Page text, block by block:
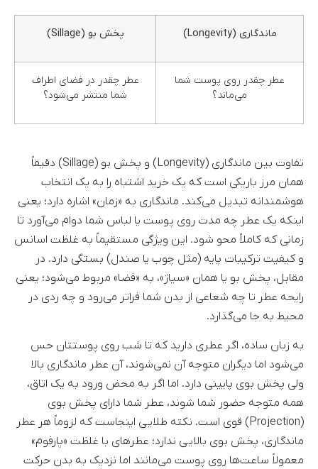
ماندگاری (Longevity) پخش بو (Sillage)
عطر چقدر روی پوست شما
می‌ماند؟
عطر چقدر در فضای اطراف
شما منتشر می‌شود؟
تفاوت بین ماندگاری (Longevity) و پخش بو (Sillage) دقیقاً
همان مرز باریکی است که یک خرید اشتباه را به یک انتخاب
هوشمندانه تبدیل می‌کند. ماندگاری به «زمان» اشاره دارد؛ یعنی
اینکه یک عطر چه مدت روی پوست یا لباس شما دوام می‌آورد تا
زمانی که کاملاً محو شود. این ویژگی مستقیماً به غلظت اسانس
و کیفیت ترکیبات پایه (مثل چوب یا صندل) بستگی دارد. در
مقابل، پخش بو یا همان «سیاژ»، به «فضا» مربوط می‌شود؛ یعنی
رایحه عطر تا چه شعاعی از بدن شما فراتر می‌رود و چه ردی در
محیط به جا می‌گذارد.
به زبان ساده، اگر عطری دارید که تا شب روی پوستتان حس
می‌شود اما دیگران متوجه آن نمی‌شوند، آن عطر ماندگاری بالا
ولی پخش بوی پایینی دارد. اما اگر به محض ورود به یک اتاق،
همه متوجه حضور شما شوند، عطر شما دارای پخش بوی
(Projection) قوی است. نکته طلایی اینجاست که لزوماً هر عطر
ماندگاری، پخش بوی بالایی ندارد؛ عطرهای با غلظت «پارفوم»
معمولاً ساعت‌ها روی پوست می‌مانند اما نزدیک به بدن حرکت